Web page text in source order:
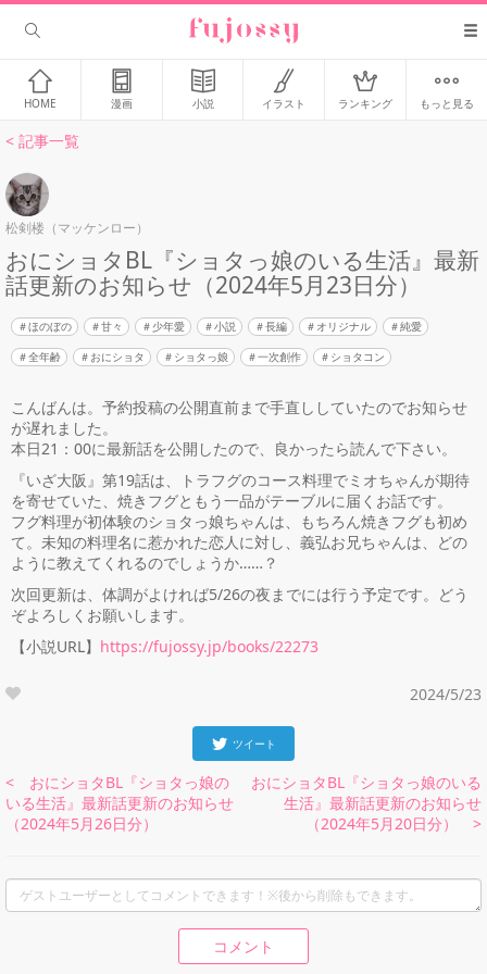
HOME 漫画 小説 イラスト ランキング もっと見る
< 記事一覧
松剣楼（マッケンロー）
おにショタBL『ショタっ娘のいる生活』最新
話更新のお知らせ（2024年5月23日分）
ほのぼの 甘々 少年愛 小説 長編 オリジナル
純愛
全年齢
おにショタ ショタっ娘 一次創作 ショタコン
こんばんは。予約投稿の公開直前まで手直ししていたのでお知らせ
が遅れました。
本日21：00に最新話を公開したので、良かったら読んで下さい。
『いざ大阪』第19話は、トラフグのコース料理でミオちゃんが期待
を寄せていた、焼きフグともう一品がテーブルに届くお話です。
フグ料理が初体験のショタっ娘ちゃんは、もちろん焼きフグも初め
て。未知の料理名に惹かれた恋人に対し、義弘お兄ちゃんは、どの
ように教えてくれるのでしょうか……？
次回更新は、体調がよければ5/26の夜までには行う予定です。どう
ぞよろしくお願いします。
【小説URL】 https://fujossy.jp/books/22273
2024/5/23
ツイート
< おにショタBL『ショタっ娘の
いる生活』最新話更新のお知らせ
（2024年5月26日分）
おにショタBL『ショタっ娘のいる
生活』最新話更新のお知らせ
（2024年5月20日分） >
コメント